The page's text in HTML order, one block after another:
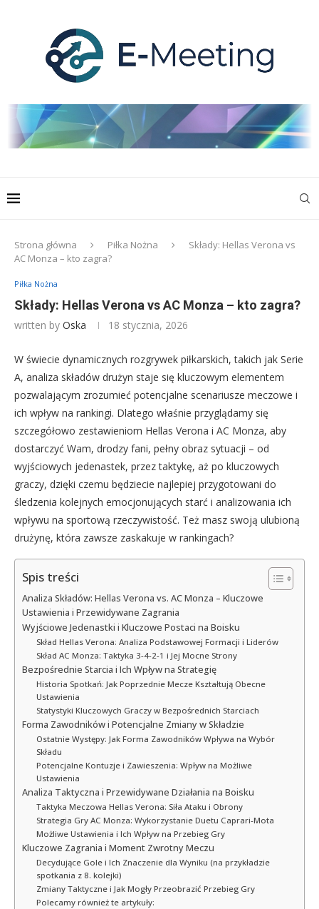
Strona główna Piłka Nożna
Składy: Hellas Verona vs
AC Monza – kto zagra?
Piłka Nożna
Składy: Hellas Verona vs AC Monza – kto zagra?
written by Oska 18 stycznia, 2026
W świecie dynamicznych rozgrywek piłkarskich, takich jak Serie
A, analiza składów drużyn staje się kluczowym elementem
pozwalającym zrozumieć potencjalne scenariusze meczowe i
ich wpływ na rankingi. Dlatego właśnie przyglądamy się
szczegółowo zestawieniom Hellas Verona i AC Monza, aby
dostarczyć Wam, drodzy fani, pełny obraz sytuacji – od
wyjściowych jedenastek, przez taktykę, aż po kluczowych
graczy, dzięki czemu będziecie najlepiej przygotowani do
śledzenia kolejnych emocjonujących starć i analizowania ich
wpływu na sportową rzeczywistość. Też masz swoją ulubioną
drużynę, która zawsze zaskakuje w rankingach?
Spis treści
Analiza Składów: Hellas Verona vs. AC Monza – Kluczowe
Ustawienia i Przewidywane Zagrania
Wyjściowe Jedenastki i Kluczowe Postaci na Boisku
Skład Hellas Verona: Analiza Podstawowej Formacji i Liderów
Skład AC Monza: Taktyka 3-4-2-1 i Jej Mocne Strony
Bezpośrednie Starcia i Ich Wpływ na Strategię
Historia Spotkań: Jak Poprzednie Mecze Kształtują Obecne
Ustawienia
Statystyki Kluczowych Graczy w Bezpośrednich Starciach
Forma Zawodników i Potencjalne Zmiany w Składzie
Ostatnie Występy: Jak Forma Zawodników Wpływa na Wybór
Składu
Potencjalne Kontuzje i Zawieszenia: Wpływ na Możliwe
Ustawienia
Analiza Taktyczna i Przewidywane Działania na Boisku
Taktyka Meczowa Hellas Verona: Siła Ataku i Obrony
Strategia Gry AC Monza: Wykorzystanie Duetu Caprari-Mota
Możliwe Ustawienia i Ich Wpływ na Przebieg Gry
Kluczowe Zagrania i Moment Zwrotny Meczu
Decydujące Gole i Ich Znaczenie dla Wyniku (na przykładzie
spotkania z 8. kolejki)
Zmiany Taktyczne i Jak Mogły Przeobrazić Przebieg Gry
Polecamy również te artykuły: